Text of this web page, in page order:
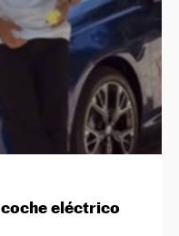
eléctrico